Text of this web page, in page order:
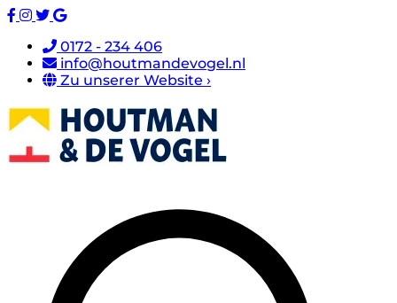
0172 - 234 406
info@houtmandevogel.nl
Zu unserer Website ›